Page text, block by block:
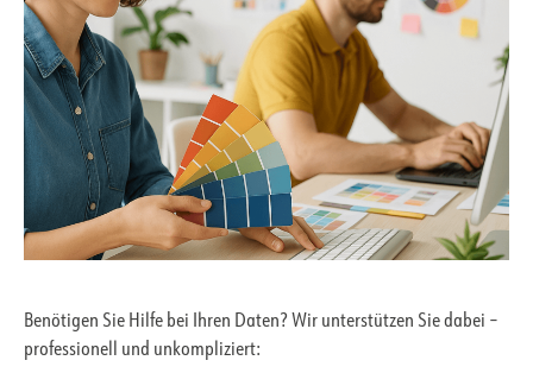
Benötigen Sie Hilfe bei Ihren Daten? Wir unterstützen Sie dabei –
professionell und unkompliziert: